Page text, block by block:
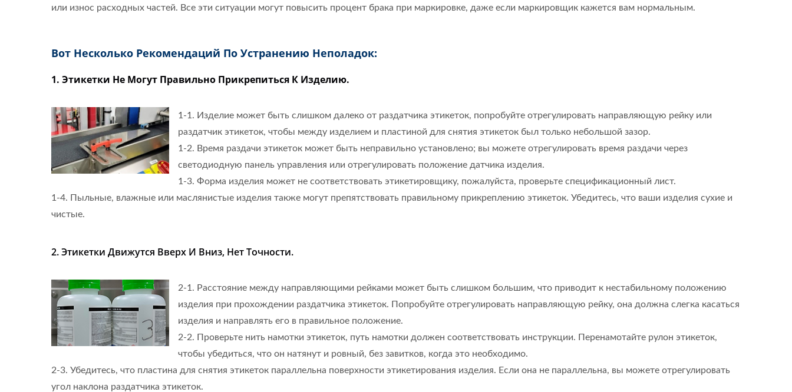
или износ расходных частей. Все эти ситуации могут повысить процент брака при маркировке, даже если маркировщик кажется вам нормальным.
Вот Несколько Рекомендаций По Устранению Неполадок:
1. Этикетки Не Могут Правильно Прикрепиться К Изделию.
1-1. Изделие может быть слишком далеко от раздатчика этикеток, попробуйте отрегулировать направляющую рейку или
раздатчик этикеток, чтобы между изделием и пластиной для снятия этикеток был только небольшой зазор.
1-2. Время раздачи этикеток может быть неправильно установлено; вы можете отрегулировать время раздачи через
светодиодную панель управления или отрегулировать положение датчика изделия.
1-3. Форма изделия может не соответствовать этикетировщику, пожалуйста, проверьте спецификационный лист.
1-4. Пыльные, влажные или маслянистые изделия также могут препятствовать правильному прикреплению этикеток. Убедитесь, что ваши изделия сухие и
чистые.
2. Этикетки Движутся Вверх И Вниз, Нет Точности.
2-1. Расстояние между направляющими рейками может быть слишком большим, что приводит к нестабильному положению
изделия при прохождении раздатчика этикеток. Попробуйте отрегулировать направляющую рейку, она должна слегка касаться
изделия и направлять его в правильное положение.
2-2. Проверьте нить намотки этикеток, путь намотки должен соответствовать инструкции. Перенамотайте рулон этикеток,
чтобы убедиться, что он натянут и ровный, без завитков, когда это необходимо.
2-3. Убедитесь, что пластина для снятия этикеток параллельна поверхности этикетирования изделия. Если она не параллельна, вы можете отрегулировать
угол наклона раздатчика этикеток.